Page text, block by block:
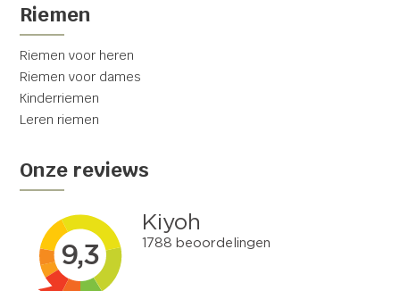
Riemen
Riemen voor heren
Riemen voor dames
Kinderriemen
Leren riemen
Onze reviews